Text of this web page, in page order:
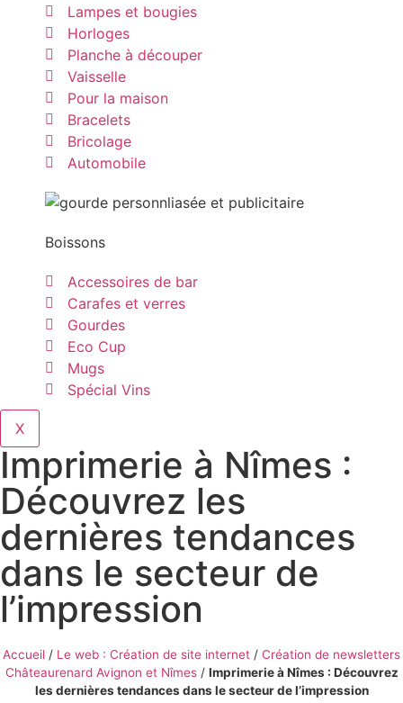
Lampes et bougies
Horloges
Planche à découper
Vaisselle
Pour la maison
Bracelets
Bricolage
Automobile
Boissons
Accessoires de bar
Carafes et verres
Gourdes
Eco Cup
Mugs
Spécial Vins
X
Imprimerie à Nîmes :
Découvrez les
dernières tendances
dans le secteur de
l’impression
Accueil / Le web : Création de site internet / Création de newsletters
Châteaurenard Avignon et Nîmes/ Imprimerie à Nîmes : Découvrez
les dernières tendances dans le secteur de l’impression